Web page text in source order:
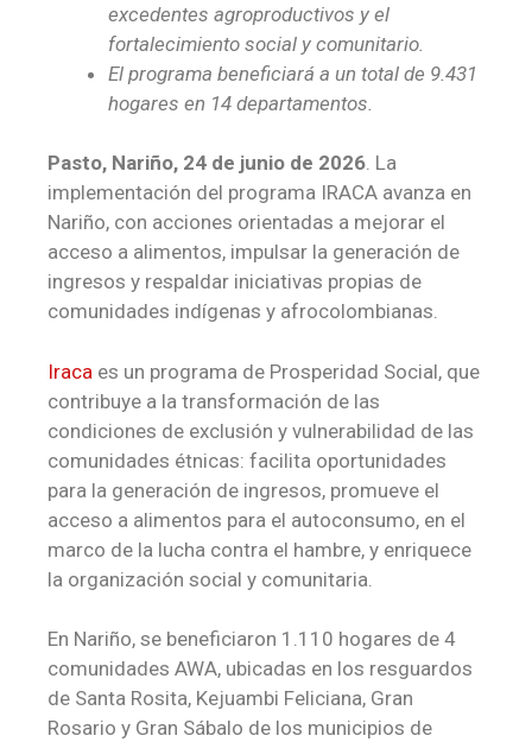
excedentes agroproductivos y el
fortalecimiento social y comunitario.
El programa beneficiará a un total de 9.431
hogares en 14 departamentos.
Pasto, Nariño, 24 de junio de 2026. La
implementación del programa IRACA avanza en
Nariño, con acciones orientadas a mejorar el
acceso a alimentos, impulsar la generación de
ingresos y respaldar iniciativas propias de
comunidades indígenas y afrocolombianas.
Iraca es un programa de Prosperidad Social, que
contribuye a la transformación de las
condiciones de exclusión y vulnerabilidad de las
comunidades étnicas: facilita oportunidades
para la generación de ingresos, promueve el
acceso a alimentos para el autoconsumo, en el
marco de la lucha contra el hambre, y enriquece
la organización social y comunitaria.
En Nariño, se beneficiaron 1.110 hogares de 4
comunidades AWA, ubicadas en los resguardos
de Santa Rosita, Kejuambi Feliciana, Gran
Rosario y Gran Sábalo de los municipios de